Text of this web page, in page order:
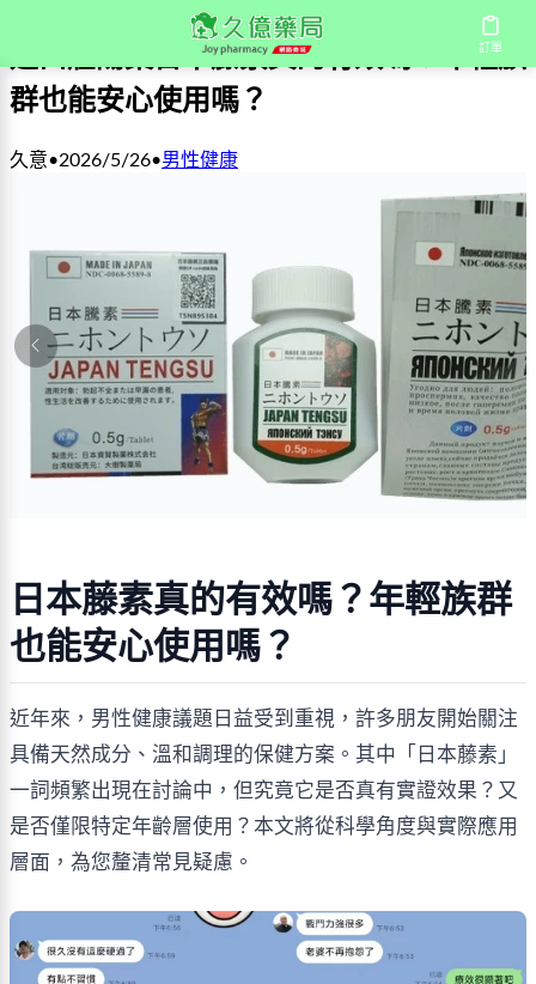
訂單
進口壯陽藥日本藤素真的有效嗎？年輕族
群也能安心使用嗎？
久意•2026/5/26•男性健康
日本藤素真的有效嗎？年輕族群
也能安心使用嗎？
近年來，男性健康議題日益受到重視，許多朋友開始關注
具備天然成分、溫和調理的保健方案。其中「日本藤素」
一詞頻繁出現在討論中，但究竟它是否真有實證效果？又
是否僅限特定年齡層使用？本文將從科學角度與實際應用
層面，為您釐清常見疑慮。